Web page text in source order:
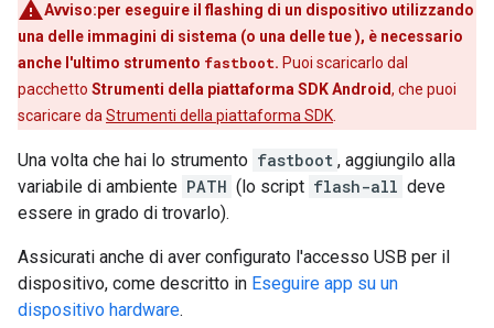
Avviso:per eseguire il flashing di un dispositivo utilizzando
una delle immagini di sistema (o una delle tue ), è necessario
anche l'ultimo strumento fastboot. Puoi scaricarlo dal
pacchetto Strumenti della piattaforma SDK Android, che puoi
scaricare da Strumenti della piattaforma SDK
Una volta che hai lo strumento fastboot , aggiungilo alla
variabile di ambiente PATH (lo script flash-all deve
essere in grado di trovarlo).
Assicurati anche di aver configurato l'accesso USB per il
dispositivo, come descritto in Eseguire app su un
dispositivo hardware.